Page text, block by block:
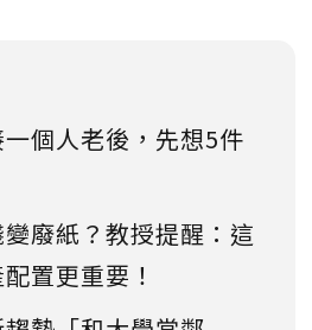
個人老後，先想5件
廢紙？教授提醒：這
置更重要！